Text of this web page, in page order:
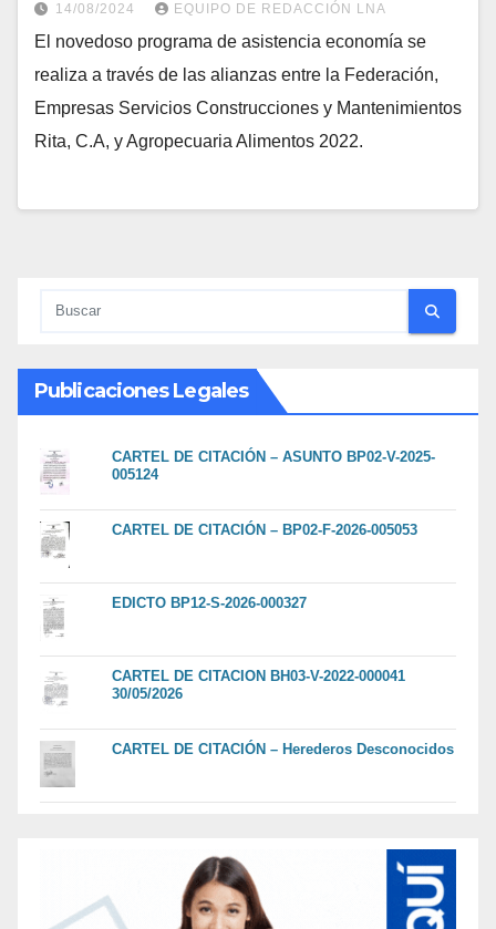
14/08/2024 EQUIPO DE REDACCIÓN LNA
El novedoso programa de asistencia economía se
realiza a través de las alianzas entre la Federación,
Empresas Servicios Construcciones y Mantenimientos
Rita, C.A, y Agropecuaria Alimentos 2022.
Publicaciones Legales
CARTEL DE CITACIÓN – ASUNTO BP02-V-2025-
005124
CARTEL DE CITACIÓN – BP02-F-2026-005053
EDICTO BP12-S-2026-000327
CARTEL DE CITACION BH03-V-2022-000041
30/05/2026
CARTEL DE CITACIÓN – Herederos Desconocidos